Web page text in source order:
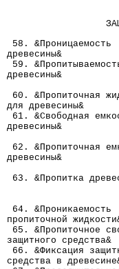
58.
древесины&
59.
древесины&
60.
для древесины&
61. &Свободная
древесины&
62. &Пропиточная
древесины&
63. &Пропитка
64.
пропиточной
65. &Пропиточное
защитного
66. &Фиксация
средства в